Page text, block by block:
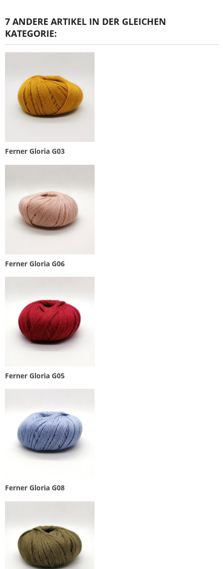
7 ANDERE ARTIKEL IN DER GLEICHEN
KATEGORIE:
Ferner Gloria G03
Ferner Gloria G06
Ferner Gloria G05
Ferner Gloria G08